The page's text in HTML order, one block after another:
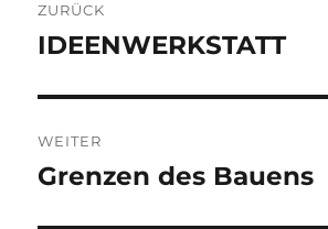
ZURÜCK
Vorheriger
IDEENWERKSTATT
WEITER
Nächster
Grenzen des Bauens